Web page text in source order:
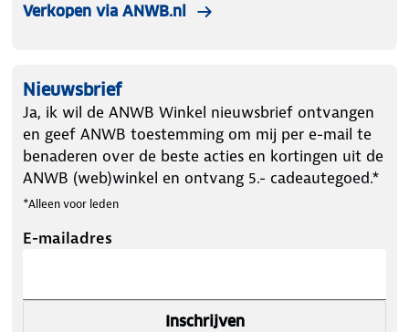
Verkopen via ANWB.nl
Nieuwsbrief
Ja, ik wil de ANWB Winkel nieuwsbrief ontvangen
en geef ANWB toestemming om mij per e-mail te
benaderen over de beste acties en kortingen uit de
ANWB (web)winkel en ontvang 5.- cadeautegoed.*
*Alleen voor leden
E-mailadres
Inschrijven